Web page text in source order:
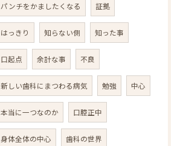
パンチをかましたくなる 証拠
はっきり 知らない側 知った事
口起点 余計な事 不良
新しい歯科にまつわる病気 勉強 中心
本当に一つなのか 口腔正中
身体全体の中心 歯科の世界